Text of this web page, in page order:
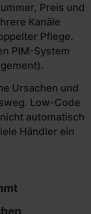
Preis und
Kanäle
Pflege.
PIM-System
Ursachen und
Low-Code
automatisch
Händler ein